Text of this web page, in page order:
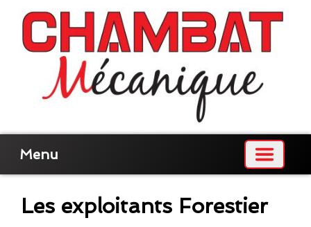
Menu
Les exploitants Forestier